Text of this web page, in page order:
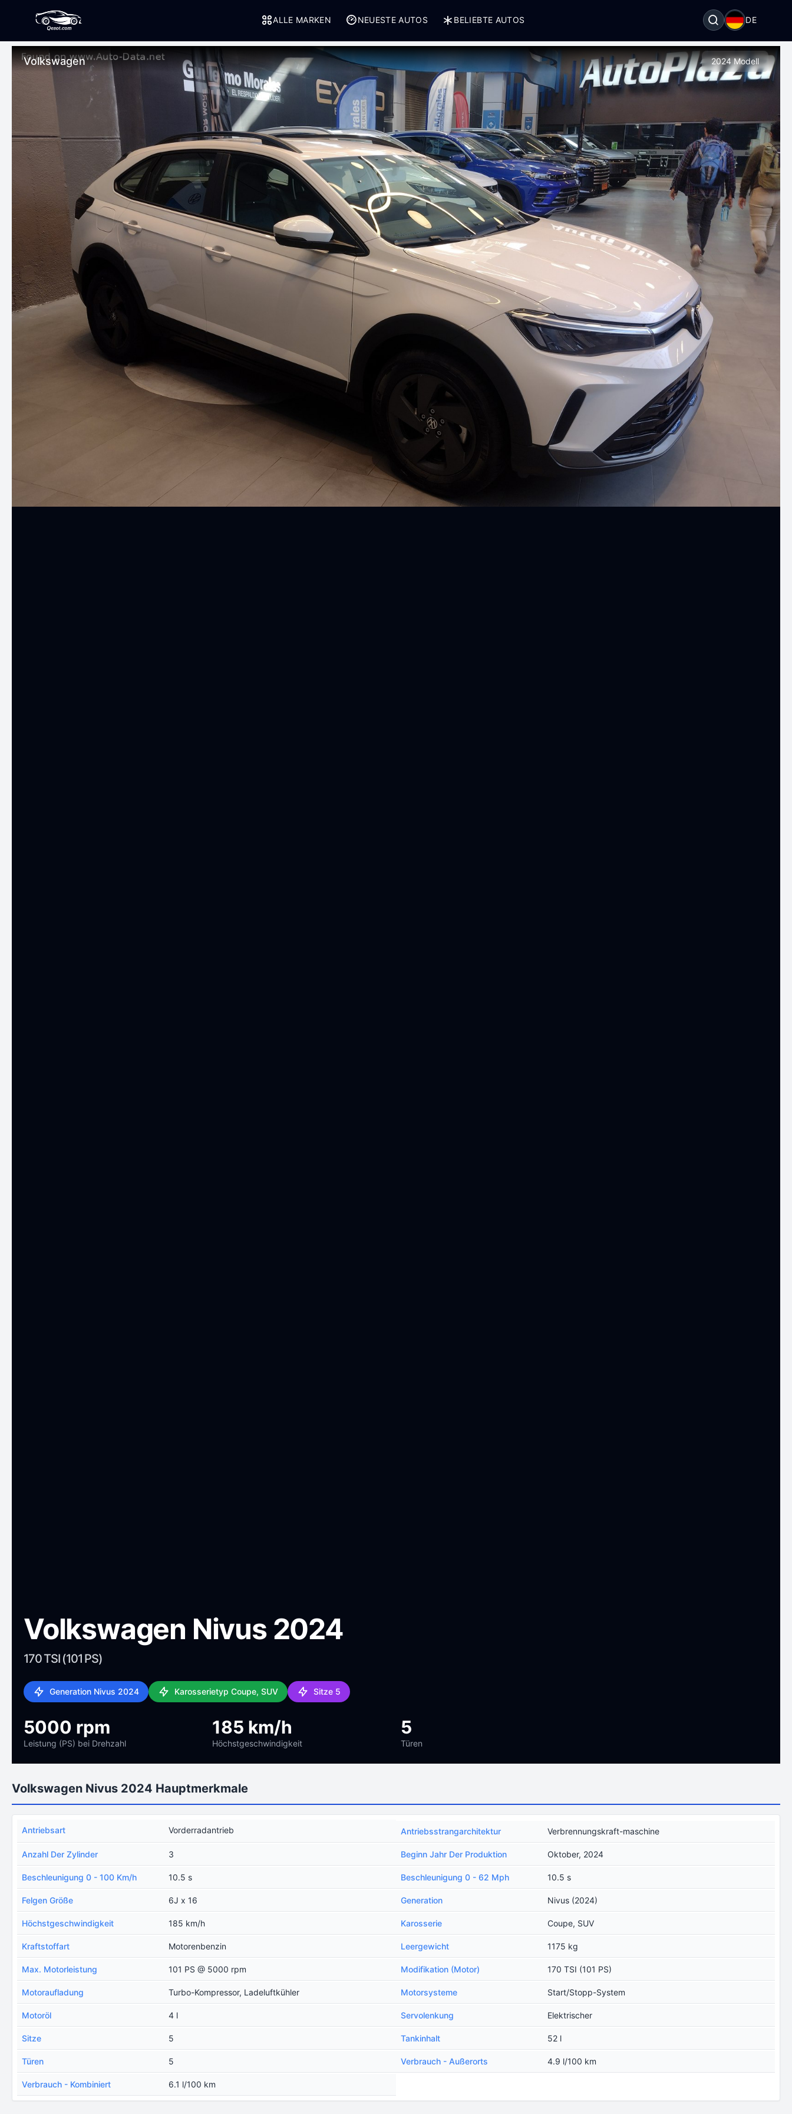
ALLE MARKEN NEUESTE AUTOS BELIEBTE AUTOS DE
Volkswagen 2024 Modell
Volkswagen Nivus 2024
170 TSI (101 PS)
Generation Nivus 2024 Karosserietyp Coupe, SUV Sitze 5
5000 rpm
Leistung (PS) bei Drehzahl
185 km/h
Höchstgeschwindigkeit
5
Türen
Volkswagen Nivus 2024 Hauptmerkmale
Antriebsart Vorderradantrieb Antriebsstrangarchitektur Verbrennungskraft-maschine
Anzahl Der Zylinder 3 Beginn Jahr Der Produktion Oktober, 2024
Beschleunigung 0 - 100 Km/h 10.5 s Beschleunigung 0 - 62 Mph 10.5 s
Felgen Größe 6J x 16 Generation Nivus (2024)
Höchstgeschwindigkeit 185 km/h Karosserie Coupe, SUV
Kraftstoffart Motorenbenzin Leergewicht 1175 kg
Max. Motorleistung 101 PS @ 5000 rpm Modifikation (Motor) 170 TSI (101 PS)
Motoraufladung Turbo-Kompressor, Ladeluftkühler Motorsysteme Start/Stopp-System
Motoröl 4 l Servolenkung Elektrischer
Sitze 5 Tankinhalt 52 l
Türen 5 Verbrauch - Außerorts 4.9 l/100 km
Verbrauch - Kombiniert 6.1 l/100 km